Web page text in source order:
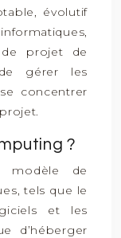
évolutif
projet de
gérer les
concentrer
?
modèle de
tels que le
et les
d’héberger